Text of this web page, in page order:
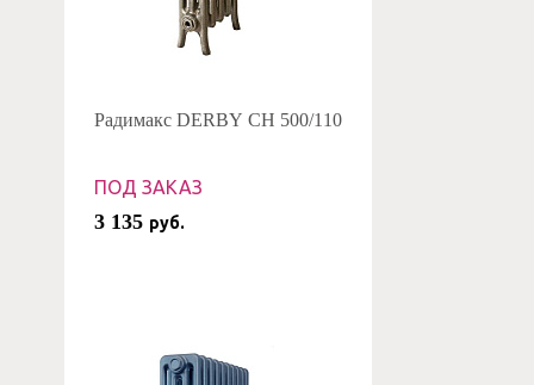
Радимакс DERBY CH 500/110
ПОД ЗАКАЗ
3 135 руб.